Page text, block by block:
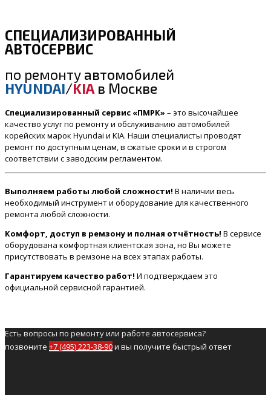
СПЕЦИАЛИЗИРОВАННЫЙ
АВТОСЕРВИС
по ремонту автомобилей
HYUNDAI/KIA в Москве
Специализированный сервис «ПМРК» – это высочайшее
качество услуг по ремонту и обслуживанию автомобилей
корейских марок Hyundai и KIA. Наши специалисты проводят
ремонт по доступным ценам, в сжатые сроки и в строгом
соответствии с заводским регламентом.
Выполняем работы любой сложности! В наличии весь
необходимый инструмент и оборудование для качественного
ремонта любой сложности.
Комфорт, доступ в ремзону и полная отчётность! В сервисе
оборудована комфортная клиентская зона, но Вы можете
присутствовать в ремзоне на всех этапах работы.
Гарантируем качество работ! И подтверждаем это
официальной сервисной гарантией.
Есть вопросы по ремонту или работе автосервиса?
позвоните +7 (495) 223-38-90и вы получите быстрый ответ